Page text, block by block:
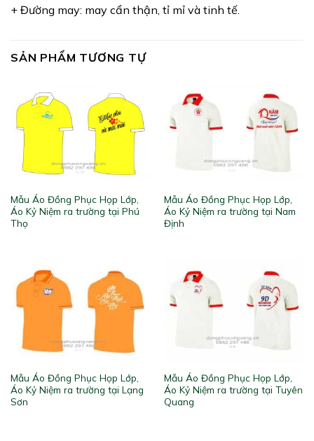
+ Đường may: may cẩn thận, tỉ mỉ và tinh tế.
SẢN PHẨM TƯƠNG TỰ
Mẫu Áo Đồng Phục Họp Lớp,
Áo Kỷ Niệm ra trường tại Phú
Thọ
Mẫu Áo Đồng Phục Họp Lớp,
Áo Kỷ Niệm ra trường tại Nam
Định
Mẫu Áo Đồng Phục Họp Lớp,
Áo Kỷ Niệm ra trường tại Lạng
Sơn
Mẫu Áo Đồng Phục Họp Lớp,
Áo Kỷ Niệm ra trường tại Tuyên
Quang